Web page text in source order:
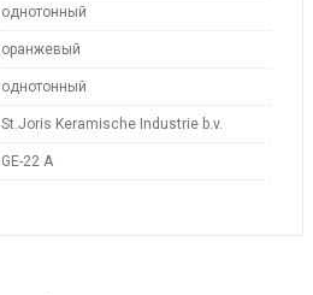
однотонный
оранжевый
однотонный
St.Joris Keramische Industrie b.v.
GE-22 A